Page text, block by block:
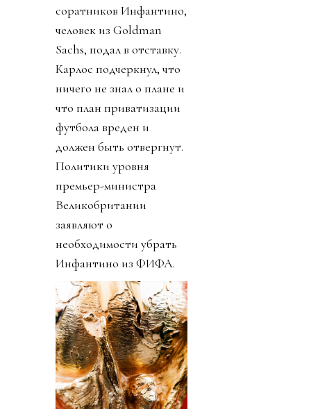
соратников Инфантино,
человек из Goldman
Sachs, подал в отставку.
Карлос подчеркнул, что
ничего не знал о плане и
что план приватизации
футбола вреден и
должен быть отвергнут.
Политики уровня
премьер-министра
Великобритании
заявляют о
необходимости убрать
Инфантино из ФИФА.